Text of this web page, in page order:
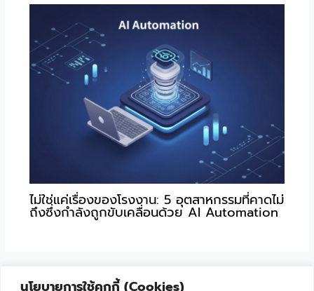
นโยบายการใช้คุกกี้ (Cookies)
ไม่ใช่แค่เรื่องของโรงงาน: 5 อุตสาหกรรมที่คาดไม่
ถึงซึ่งกำลังถูกขับเคลื่อนด้วย AI Automation